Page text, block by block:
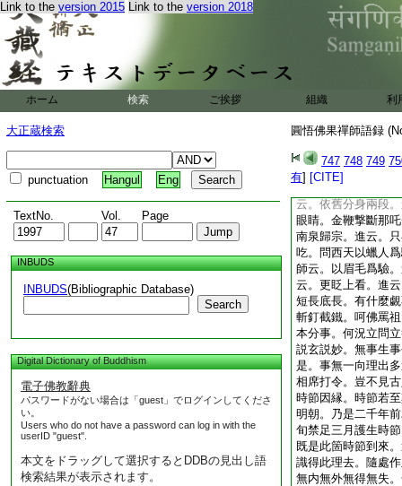
Link to the version 2015 Link to the version 2018
ホーム 検索 ご挨拶 組織 利
大正蔵検索
punctuation Hangul Eng
TextNo. Vol. Page
INBUDS
INBUDS(Bibliographic Database)
Search
Digital Dictionary of Buddhism
電子佛教辭典
パスワードがない場合は「guest」でログインしてくださ
い。
Users who do not have a password can log in with the
userID "guest".
本文をドラッグして選択するとDDBの見出し語
検索結果が表示されます。
圓悟佛果禪師語録
747 748 749
有] [CITE]
上無攀仰下絶己躬
立聞見覺知。直下
地風光。見本來面
是僧俗是俗。雖然
結夏小參。師云。
久戰沙場底麼。出
足三月護生。只如
斑蛇適會赤眼就地
云。破戒也不知。
云。依舊分身兩段
眼睛。金鞭撃斷那
南泉歸宗。進云。
吃。問西天以蠟人
師云。以眉毛爲驗
云。更眨上看。進
短長底長。有什麼
斬釘截鐵。呵佛罵
本分事。何況立問
説玄説妙。無事生
是。事無一向理出
相席打令。豈不見
時節因縁。時節若
明朝。乃是二千年
旬禁足三月護生時
既是此箇時節到來
識得此理去。隨處
無内無外無得無失